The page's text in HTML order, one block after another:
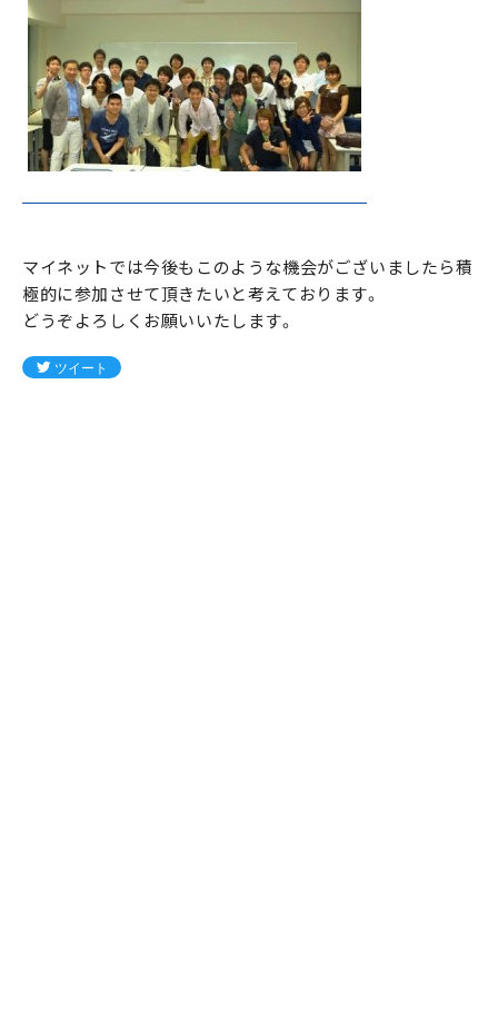
マイネットでは今後もこのような機会がございましたら積
極的に参加させて頂きたいと考えております。
どうぞよろしくお願いいたします。